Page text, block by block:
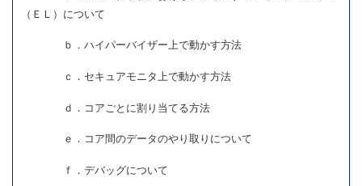
（ＥＬ）について
ｂ．ハイパーバイザー上で動かす方法
ｃ．セキュアモニタ上で動かす方法
ｄ．コアごとに割り当てる方法
ｅ．コア間のデータのやり取りについて
ｆ．デバッグについて